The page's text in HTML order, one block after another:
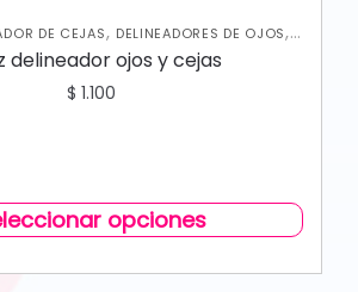
DE CEJAS, DELINEADORES DE OJOS,
OJOS
delineador ojos y cejas
$ 1.100
opciones